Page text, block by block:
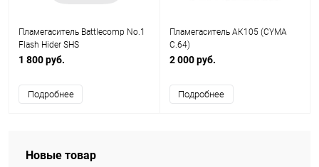
Пламегаситель Battlecomp No.1
Flash Hider SHS
1 800 руб.
Подробнее
Пламегаситель АК105 (CYMA
C.64)
2 000 руб.
Подробнее
Новые товар